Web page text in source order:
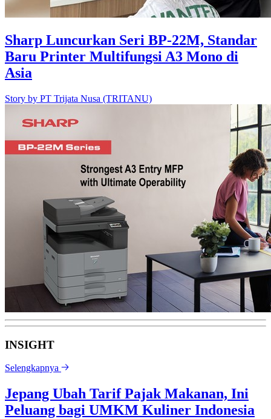
Sharp Luncurkan Seri BP-22M, Standar
Baru Printer Multifungsi A3 Mono di
Asia
Story by PT Trijata Nusa (TRITANU)
INSIGHT
Selengkapnya
Jepang Ubah Tarif Pajak Makanan, Ini
Peluang bagi UMKM Kuliner Indonesia